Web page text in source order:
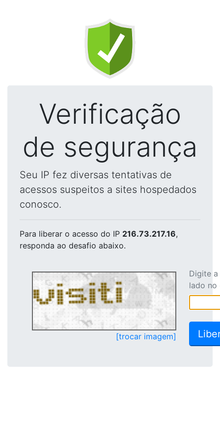
Verificação
de segurança
Seu IP fez diversas tentativas de
acessos suspeitos a sites hospedados
conosco.
Para liberar o acesso do IP 216.73.217.16,
responda ao desafio abaixo.
[trocar imagem]
Digite
lado no